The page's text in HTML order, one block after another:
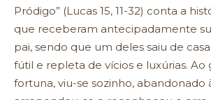
Pródigo” (Lucas 15, 11-32) conta a
que receberam antecipadamente
pai, sendo que um deles saiu de
fútil e repleta de vícios e luxúrias. Ao
fortuna, viu-se sozinho, abandonado